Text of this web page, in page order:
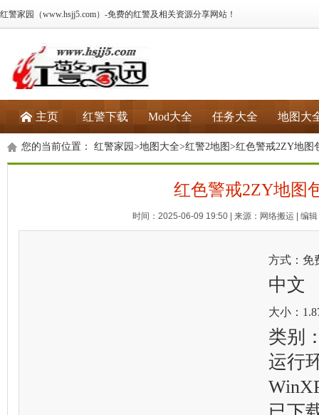
红警家园（www.hsjj5.com）-免费的红警及相关资源分享网站！
主页 红警下载 Mod大全 任务大全 地图大
您的当前位置： 红警家园 >地图大全>红警2地图 >红色警戒2ZY地图
红色警戒2ZY地图
时间：2025-06-09 19:50 | 来源：网络搬运 | 编
方式：免
中文
大小：
类别
运行